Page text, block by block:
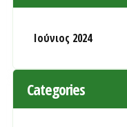
Ιούνιος 2024
Categories